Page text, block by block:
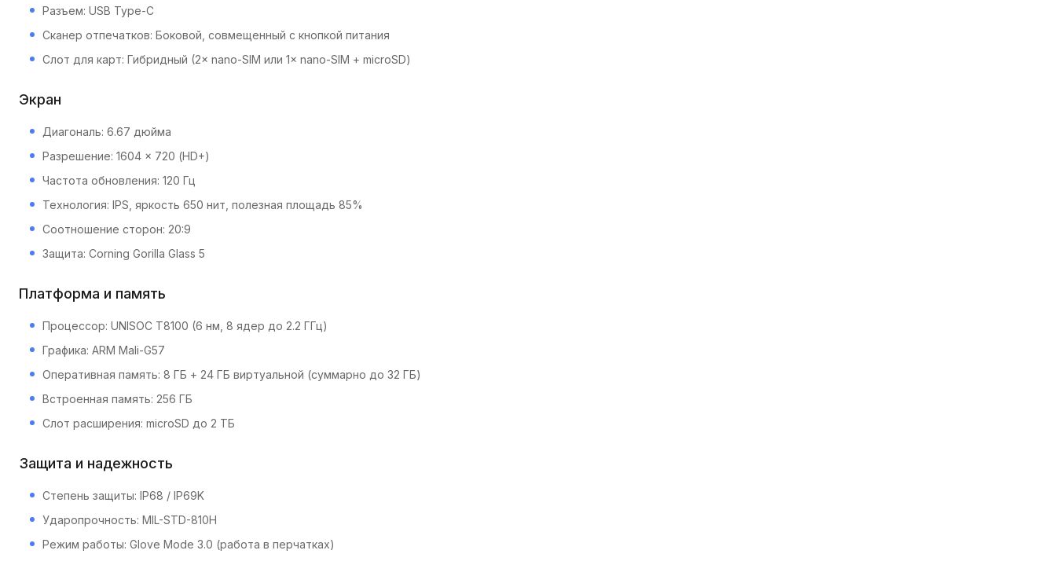
Разъем: USB Type-C
Сканер отпечатков: Боковой, совмещенный с кнопкой питания
Слот для карт: Гибридный (2× nano-SIM или 1× nano-SIM + microSD)
Экран
Диагональ: 6.67 дюйма
Разрешение: 1604 × 720 (HD+)
Частота обновления: 120 Гц
Технология: IPS, яркость 650 нит, полезная площадь 85%
Соотношение сторон: 20:9
Защита: Corning Gorilla Glass 5
Платформа и память
Процессор: UNISOC T8100 (6 нм, 8 ядер до 2.2 ГГц)
Графика: ARM Mali-G57
Оперативная память: 8 ГБ + 24 ГБ виртуальной (суммарно до 32 ГБ)
Встроенная память: 256 ГБ
Слот расширения: microSD до 2 ТБ
Защита и надежность
Степень защиты: IP68 / IP69K
Ударопрочность: MIL-STD-810H
Режим работы: Glove Mode 3.0 (работа в перчатках)